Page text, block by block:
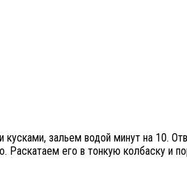
зальем водой минут на 10.
Раскатаем его в тонкую колбаску и